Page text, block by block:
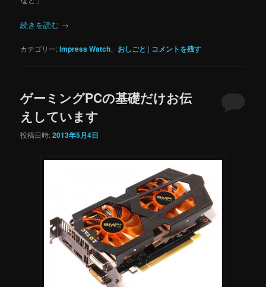
続きを読む →
カテゴリー:Impress Watch おしごと | コメントを残す
ゲーミングPCの基礎だけお伝
えしています
投稿日時:2013年5月4日